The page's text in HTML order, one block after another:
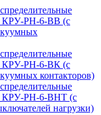
КРУ-РН-6-ВВ (с
КРУ-РН-6-ВК (с
контакторов)
КРУ-РН-6-ВНТ (с
нагрузки)